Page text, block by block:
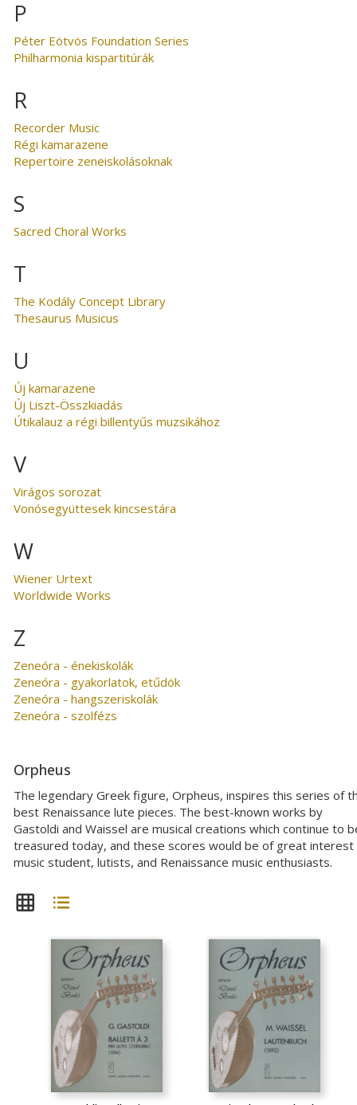
P
Péter Eötvös Foundation Series
Philharmonia kispartitúrák
R
Recorder Music
Régi kamarazene
Repertoire zeneiskolásoknak
S
Sacred Choral Works
T
The Kodály Concept Library
Thesaurus Musicus
U
Új kamarazene
Új Liszt-Összkiadás
Útikalauz a régi billentyűs muzsikához
V
Virágos sorozat
Vonósegyüttesek kincsestára
W
Wiener Urtext
Worldwide Works
Z
Zeneóra - énekiskolák
Zeneóra - gyakorlatok, etűdök
Zeneóra - hangszeriskolák
Zeneóra - szolfézs
Orpheus
The legendary Greek figure, Orpheus, inspires this series of
best Renaissance lute pieces. The best-known works by
Gastoldi and Waissel are musical creations which continue to
treasured today, and these scores would be of great
music student, lutists, and Renaissance music enthusiasts.